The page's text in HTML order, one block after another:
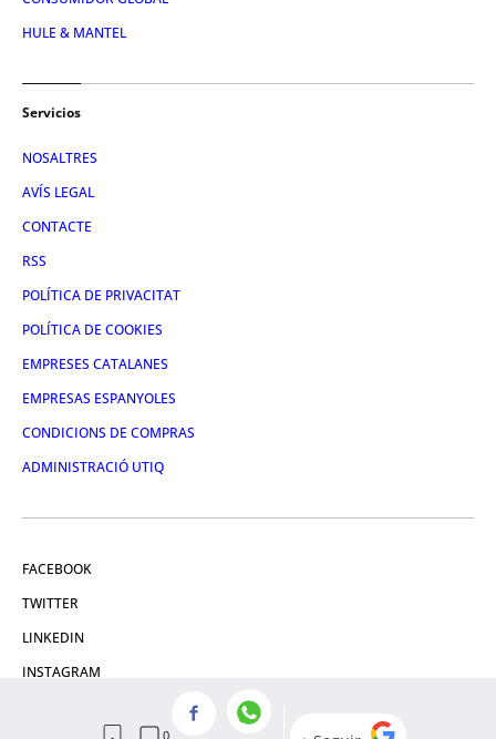
HULE & MANTEL
Servicios
NOSALTRES
AVÍS LEGAL
CONTACTE
RSS
POLÍTICA DE PRIVACITAT
POLÍTICA DE COOKIES
EMPRESES CATALANES
EMPRESAS ESPANYOLES
CONDICIONS DE COMPRAS
ADMINISTRACIÓ UTIQ
FACEBOOK
TWITTER
LINKEDIN
INSTAGRAM